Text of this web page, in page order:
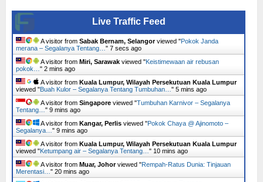
Live Traffic Feed
A visitor from Sabak Bernam, Selangorviewed "Pokok Janda
merana – Segalanya Tentang… " 8 secs ago
A visitor from Miri, Sarawak viewed "Keistimewaan air rebusan
pokok… " 2 mins ago
A visitor from Kuala Lumpur, Wilayah Persekutuan Kuala Lumpur
viewed "Buah Kulor – Segalanya Tentang Tumbuhan… " 5 mins ago
A visitor from Singapore viewed "Tumbuhan Karnivor – Segalanya
Tentang… " 9 mins ago
A visitor from Kangar, Perlis viewed "Pokok Chaya @ Ajinomoto –
Segalanya… " 9 mins ago
A visitor from Kuala Lumpur, Wilayah Persekutuan Kuala Lumpur
viewed "Ketumpang air – Segalanya Tentang… " 11 mins ago
A visitor from Muar, Johorviewed "Rempah-Ratus Dunia: Tinjauan
Merentasi… " 20 mins ago